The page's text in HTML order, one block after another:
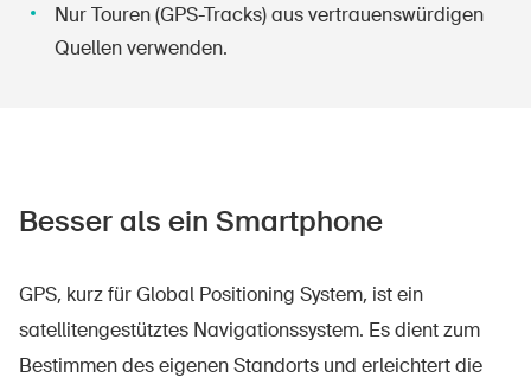
Nur Touren (GPS-Tracks) aus vertrauenswürdigen
Quellen verwenden.
Besser als ein Smartphone
GPS, kurz für Global Positioning System, ist ein
satellitengestütztes Navigationssystem. Es dient zum
Bestimmen des eigenen Standorts und erleichtert die